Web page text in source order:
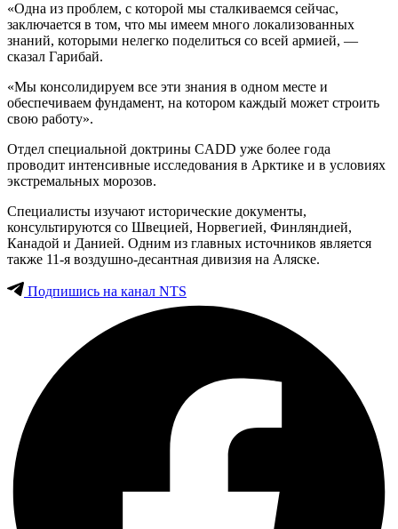
«Одна из проблем, с которой мы сталкиваемся сейчас,
заключается в том, что мы имеем много локализованных
знаний, которыми нелегко поделиться со всей армией, —
сказал Гарибай.
«Мы консолидируем все эти знания в одном месте и
обеспечиваем фундамент, на котором каждый может строить
свою работу».
Отдел специальной доктрины CADD уже более года
проводит интенсивные исследования в Арктике и в условиях
экстремальных морозов.
Специалисты изучают исторические документы,
консультируются со Швецией, Норвегией, Финляндией,
Канадой и Данией. Одним из главных источников является
также 11-я воздушно-десантная дивизия на Аляске.
Подпишись на канал NTS